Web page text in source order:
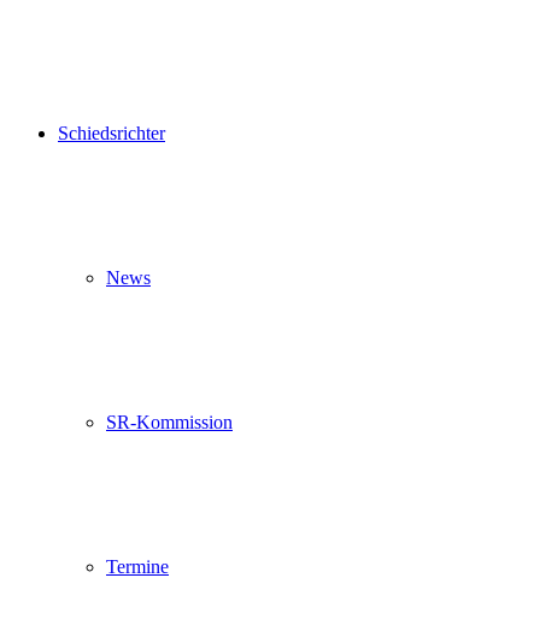
Schiedsrichter
News
SR-Kommission
Termine